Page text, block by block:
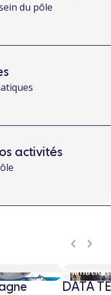
du pôle
activités
DATA